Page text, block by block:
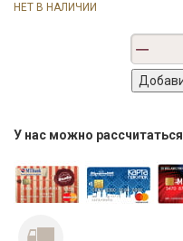
НЕТ В НАЛИЧИИ
У нас можно